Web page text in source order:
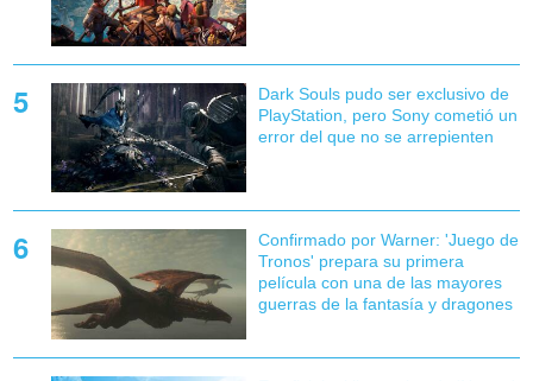
Dark Souls pudo ser exclusivo de
PlayStation, pero Sony cometió un
error del que no se arrepienten
Confirmado por Warner: 'Juego de
Tronos' prepara su primera
película con una de las mayores
guerras de la fantasía y dragones